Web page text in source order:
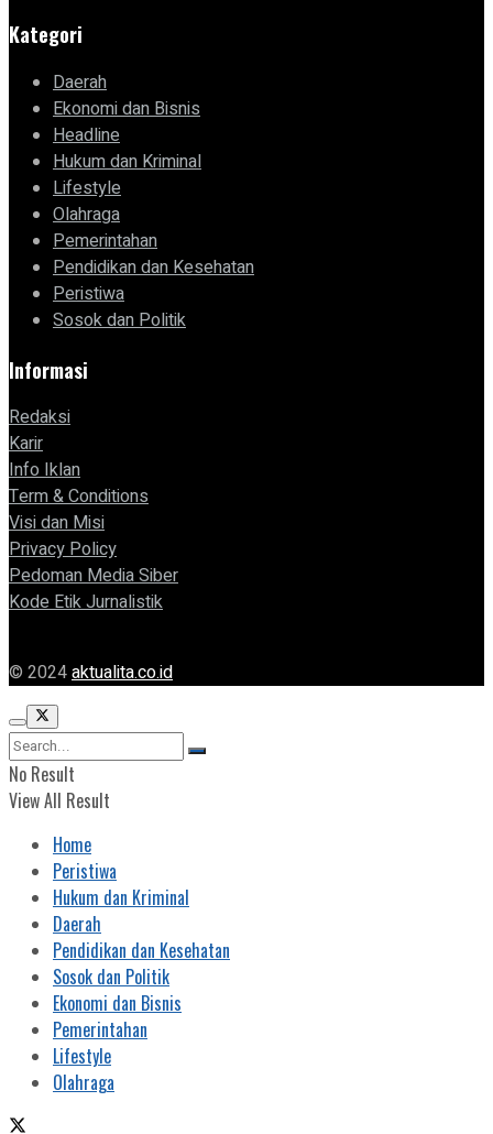
Kategori
Daerah
Ekonomi dan Bisnis
Headline
Hukum dan Kriminal
Lifestyle
Olahraga
Pemerintahan
Pendidikan dan Kesehatan
Peristiwa
Sosok dan Politik
Informasi
Redaksi
Karir
Info Iklan
Term & Conditions
Visi dan Misi
Privacy Policy
Pedoman Media Siber
Kode Etik Jurnalistik
© 2024aktualita.co.id
No Result
View All Result
Home
Peristiwa
Hukum dan Kriminal
Daerah
Pendidikan dan Kesehatan
Sosok dan Politik
Ekonomi dan Bisnis
Pemerintahan
Lifestyle
Olahraga